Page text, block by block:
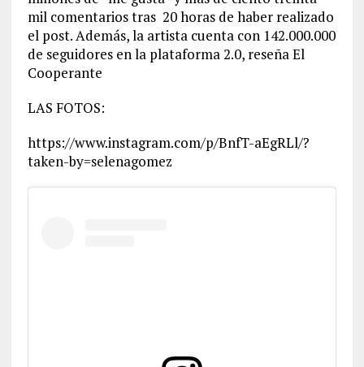
mil comentarios tras 20 horas de haber realizado
el post. Además, la artista cuenta con 142.000.000
de seguidores en la plataforma 2.0, reseña El
Cooperante
LAS FOTOS:
https://www.instagram.com/p/BnfT-aEgRLl/?
taken-by=selenagomez